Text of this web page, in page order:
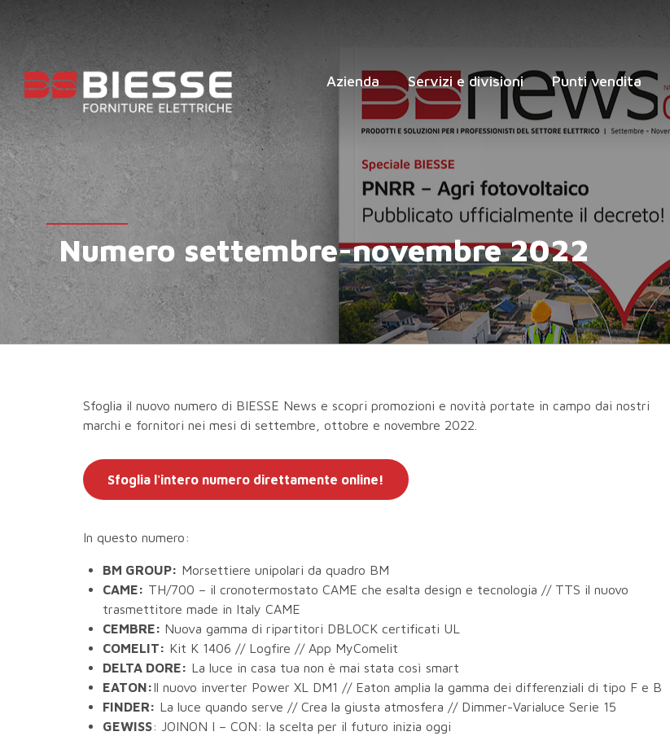
Azienda Servizi e divisioni Punti vendita
Numero settembre-novembre 2022
Sfoglia il nuovo numero di BIESSE News e scopri promozioni e novità portate in campo dai nostri
marchi e fornitori nei mesi di settembre, ottobre e novembre 2022.
Sfoglia l'intero numero direttamente online!
In questo numero:
BM GROUP: Morsettiere unipolari da quadro BM
CAME: TH/700 – il cronotermostato CAME che esalta design e tecnologia // TTS il nuovo
trasmettitore made in Italy CAME
CEMBRE: Nuova gamma di ripartitori DBLOCK certificati UL
COMELIT: Kit K 1406 // Logfire // App MyComelit
DELTA DORE: La luce in casa tua non è mai stata così smart
EATON:Il nuovo inverter Power XL DM1 // Eaton amplia la gamma dei differenziali di tipo F e B
FINDER: La luce quando serve // Crea la giusta atmosfera // Dimmer-Varialuce Serie 15
GEWISS: JOINON I – CON: la scelta per il futuro inizia oggi